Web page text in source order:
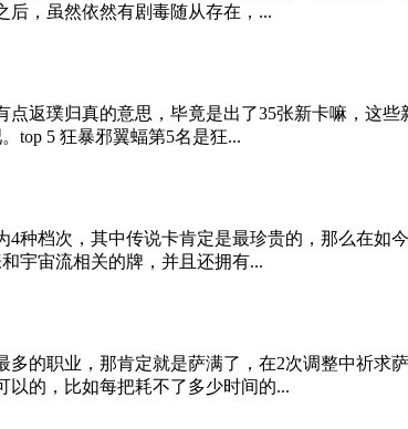
后，虽然依然有剧毒随从存在，...
点返璞归真的意思，毕竟是出了35张新卡嘛，这
top 5 狂暴邪翼蝠第5名是狂...
4种档次，其中传说卡肯定是最珍贵的，那么在
宇宙流相关的牌，并且还拥有...
多的职业，那肯定就是萨满了，在2次调整中祈
以的，比如每把耗不了多少时间的...